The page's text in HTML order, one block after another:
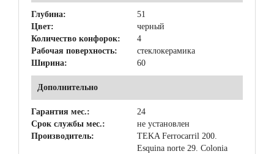
Глубина:
51
Цвет:
черный
Количество конфорок:
4
Рабочая поверхность:
стеклокерамика
Ширина:
60
Дополнительно
Гарантия мес.:
24
Срок службы мес.:
не установлен
Производитель:
TEKA Ferrocarril 200.
Esquina norte 29. Colonia